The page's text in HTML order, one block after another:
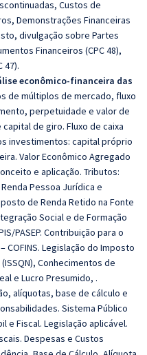
Custos de
Demonstrações Financeiras
divulgação sobre Partes
Financeiros (CPC 48),
47).
econômico-financeira das
de múltiplos de mercado, fluxo
perpetuidade e valor de
de giro. Fluxo de caixa
investimentos: capital próprio
Valor Econômico Agregado
e aplicação. Tributos:
Pessoa Jurídica e
de Renda Retido na Fonte
Social e de Formação
PASEP. Contribuição para o
COFINS. Legislação do Imposto
Conhecimentos de
e Lucro Presumido, .
alíquotas, base de cálculo e
Sistema Público
e Fiscal. Legislação aplicável.
Despesas e Custos